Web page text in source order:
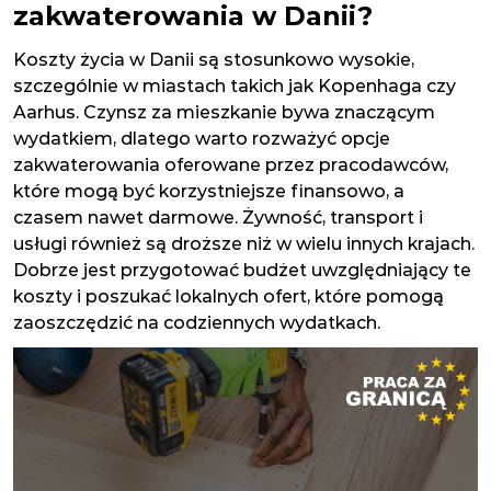
zakwaterowania w Danii?
Koszty życia w Danii są stosunkowo wysokie,
szczególnie w miastach takich jak Kopenhaga czy
Aarhus. Czynsz za mieszkanie bywa znaczącym
wydatkiem, dlatego warto rozważyć opcje
zakwaterowania oferowane przez pracodawców,
które mogą być korzystniejsze finansowo, a
czasem nawet darmowe. Żywność, transport i
usługi również są droższe niż w wielu innych krajach.
Dobrze jest przygotować budżet uwzględniający te
koszty i poszukać lokalnych ofert, które pomogą
zaoszczędzić na codziennych wydatkach.